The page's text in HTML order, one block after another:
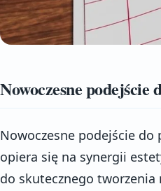
Nowoczesne
Nowoczesne podejście
opiera się na synergii
do skutecznego